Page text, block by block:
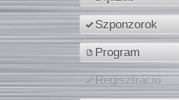
Szponzorok
Program
Regisztráció